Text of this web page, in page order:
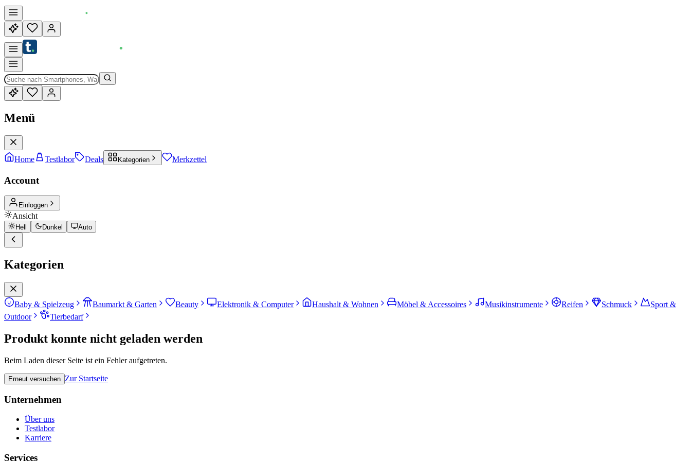
Menü
Home Testlabor Deals Kategorien Merkzettel
Account
Einloggen
Ansicht
Hell Dunkel Auto
Kategorien
Baby & Spielzeug Baumarkt & Garten Beauty Elektronik & Computer Haushalt & Wohnen Möbel & Accessoires Musikinstrumente Reifen Schmuck
Sport &
Outdoor
Tierbedarf
Produkt konnte nicht geladen werden
Beim Laden dieser Seite ist ein Fehler aufgetreten.
Erneut versuchen Zur Startseite
Unternehmen
Über uns
Testlabor
Karriere
Services